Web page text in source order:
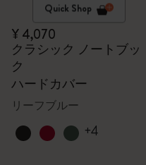
Quick Shop
¥ 4,070
クラシック ノートブッ
ク
ハードカバー
リーフブルー
+4